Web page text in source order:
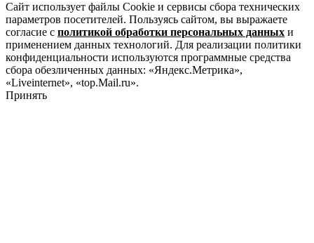
Сайт использует файлы Cookie и сервисы сбора технических
параметров посетителей. Пользуясь сайтом, вы выражаете
согласие с политикой обработки персональных данных и
применением данных технологий. Для реализации политики
конфиденциальности используются программные средства
сбора обезличенных данных: «Яндекс.Метрика»,
«Liveinternet», «top.Mail.ru».
Принять